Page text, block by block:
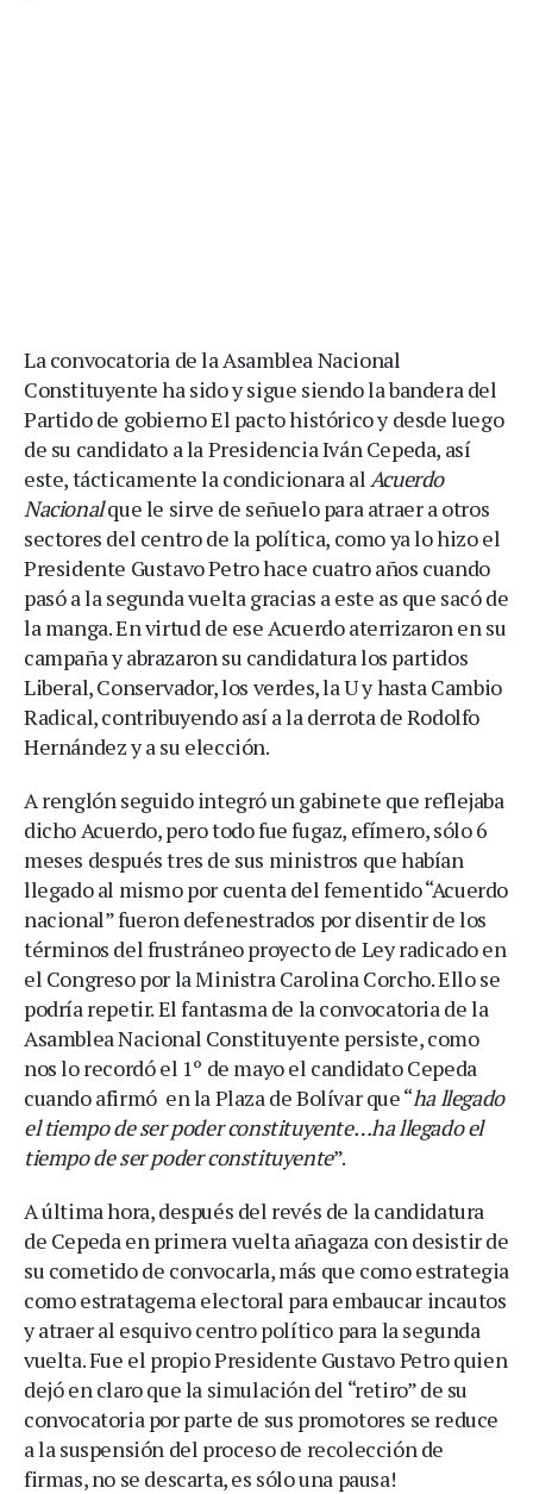
La convocatoria de la Asamblea Nacional
Constituyente ha sido y sigue siendo la bandera del
Partido de gobierno El pacto histórico y desde luego
de su candidato a la Presidencia Iván Cepeda, así
este, tácticamente la condicionara alAcuerdo
Nacionalque le sirve de señuelo para atraer a otros
sectores del centro de la política, como ya lo hizo el
Presidente Gustavo Petro hace cuatro años cuando
pasó a la segunda vuelta gracias a este as que sacó de
la manga. En virtud de ese Acuerdo aterrizaron en su
campaña y abrazaron su candidatura los partidos
Liberal, Conservador, los verdes, la U y hasta Cambio
Radical, contribuyendo así a la derrota de Rodolfo
Hernández y a su elección.
A renglón seguido integró un gabinete que reflejaba
dicho Acuerdo, pero todo fue fugaz, efímero, sólo 6
meses después tres de sus ministros que habían
llegado al mismo por cuenta del fementido “Acuerdo
nacional” fueron defenestrados por disentir de los
términos del frustráneo proyecto de Ley radicado en
el Congreso por la Ministra Carolina Corcho. Ello se
podría repetir. El fantasma de la convocatoria de la
Asamblea Nacional Constituyente persiste, como
nos lo recordó el 1º de mayo el candidato Cepeda
cuando afirmó en la Plaza de Bolívar que “ha llegado
el tiempo de ser poder constituyente…ha llegado el
tiempo de ser poder constituyente”.
A última hora, después del revés de la candidatura
de Cepeda en primera vuelta añagaza con desistir de
su cometido de convocarla, más que como estrategia
como estratagema electoral para embaucar incautos
y atraer al esquivo centro político para la segunda
vuelta. Fue el propio Presidente Gustavo Petro quien
dejó en claro que la simulación del “retiro” de su
convocatoria por parte de sus promotores se reduce
a la suspensión del proceso de recolección de
firmas, no se descarta, es sólo una pausa!